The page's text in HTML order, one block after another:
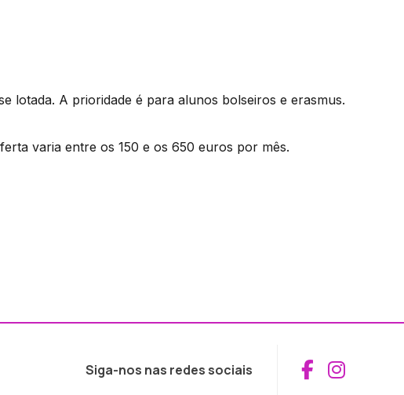
lotada. A prioridade é para alunos bolseiros e erasmus.
varia entre os 150 e os 650 euros por mês.
Siga-nos nas redes sociais Aceder